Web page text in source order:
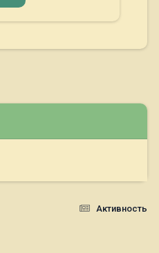
Активность